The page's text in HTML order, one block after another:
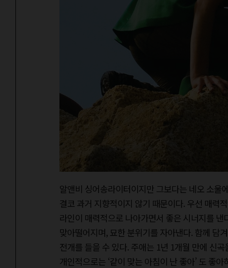
알앤비 싱어송라이터이지만 그보다는 네오 소울
결코 과거 지향적이지 않기 때문이다. 우선 매력
라인이 매력적으로 나아가면서 좋은 시너지를
맞아떨어지며, 묘한 분위기를 자아낸다. 함께 담
전개를 들을 수 있다. 주애는 1년 1개월 만에 신
개인적으로는 ‘같이 맞는 아침이 난 좋아’ 도 좋